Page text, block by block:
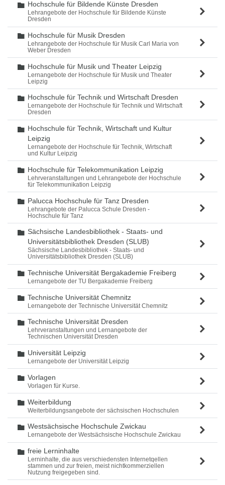
Ordner
Hochschule für Bildende Künste Dresden
Lehrangebote der Hochschule für Bildende Künste
Dresden
Ordner
Hochschule für Musik Dresden
Lehrangebote der Hochschule für Musik Carl Maria von
Weber Dresden
Ordner
Hochschule für Musik und Theater Leipzig
Lernangebote der Hochschule für Musik und Theater
Leipzig
Ordner
Hochschule für Technik und Wirtschaft Dresden
Lernangebote der Hochschule für Technik und Wirtschaft
Dresden
Ordner
Hochschule für Technik, Wirtschaft und Kultur
Leipzig
Lernangebote der Hochschule für Technik, Wirtschaft
und Kultur Leipzig
Ordner
Hochschule für Telekommunikation Leipzig
Lehrveranstaltungen und Lehrangebote der Hochschule
für Telekommunikation Leipzig
Ordner
Palucca Hochschule für Tanz Dresden
Lehrangebote der Palucca Schule Dresden -
Hochschule für Tanz
Ordner
Sächsische Landesbibliothek - Staats- und
Universitätsbibliothek Dresden (SLUB)
Sächsische Landesbibliothek - Staats- und
Universitätsbibliothek Dresden (SLUB)
Ordner
Technische Universität Bergakademie Freiberg
Lernangebote der TU Bergakademie Freiberg
Ordner
Technische Universität Chemnitz
Lernangebote der Technische Universität Chemnitz
Ordner
Technische Universität Dresden
Lehrveranstaltungen und Lernangebote der
Technischen Universität Dresden
Ordner
Universität Leipzig
Lernangebote der Universität Leipzig
Ordner
Vorlagen
Vorlagen für Kurse.
Ordner
Weiterbildung
Weiterbildungsangebote der sächsischen Hochschulen
Ordner
Westsächsische Hochschule Zwickau
Lernangebote der Westsächsische Hochschule Zwickau
Ordner
freie Lerninhalte
Lerninhalte, die aus verschiedensten Internetqellen
stammen und zur freien, meist nichtkommerziellen
Nutzung freigegeben sind.